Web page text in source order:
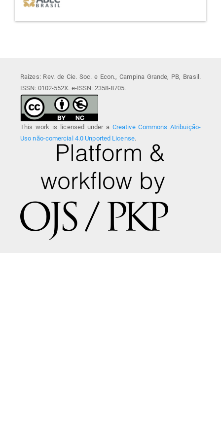
Raízes: Rev. de Cie. Soc. e Econ., Campina Grande, PB, Brasil.
ISSN: 0102-552X. e-ISSN: 2358-8705.
This work is licensed under a Creative Commons Atribuição-
Uso não-comercial 4.0 Unported License.